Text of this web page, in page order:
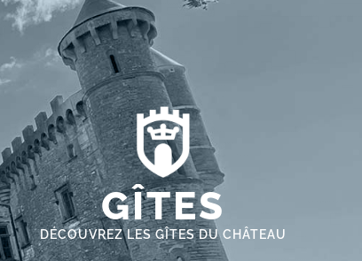
GÎTES
DÉCOUVREZ LES GÎTES DU CHÂTEAU